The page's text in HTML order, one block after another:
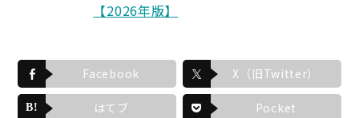
【2026年版】
Facebook X（旧Twitter）
はてブ Pocket